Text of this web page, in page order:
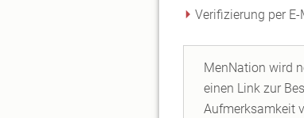
Verifizierung per
MenNation wird
einen Link zur
Aufmerksamkeit